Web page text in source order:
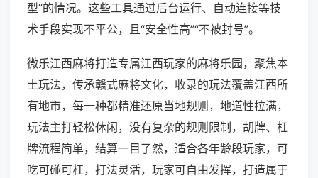
型”的情况。这些工具通过后台运行、自动连接等技
术手段实现不平公，且“安全性高”“不被封号”。
微乐江西麻将打造专属江西玩家的麻将乐园，聚焦本
土玩法，传承赣式麻将文化，收录的玩法覆盖江西所
有地市，每一种都精准还原当地规则，地道性拉满，
玩法主打轻松休闲，没有复杂的规则限制，胡牌、杠
牌流程简单，结算一目了然，适合各年龄段玩家，可
吃可碰可杠，打法灵活，玩家可自由发挥，打造属于